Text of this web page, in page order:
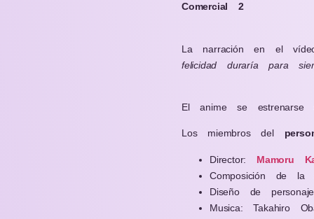
Comercial 2
La narración en el
felicidad duraría para
El anime se
Los miembros del
Director: Mamoru
Composición de la
Diseño de
Musica: Takahiro